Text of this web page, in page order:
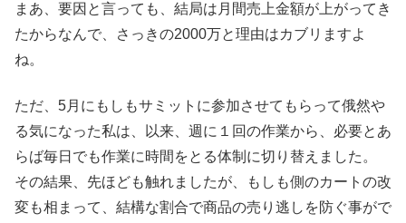
まあ、要因と言っても、結局は月間売上金額が上がってき
たからなんで、さっきの2000万と理由はカブリますよ
ね。
ただ、5月にもしもサミットに参加させてもらって俄然や
る気になった私は、以来、週に１回の作業から、必要とあ
らば毎日でも作業に時間をとる体制に切り替えました。
その結果、先ほども触れましたが、もしも側のカートの改
変も相まって、結構な割合で商品の売り逃しを防ぐ事がで